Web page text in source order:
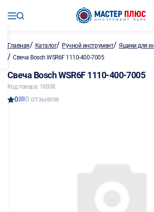
Главная/ Каталог/ Ручной инструмент/Ящики для
/ Свеча Bosch WSR6F 1110-400-7005
Свеча Bosch WSR6F 1110-400-7005
Код товара: 18838
0 0 отзывов